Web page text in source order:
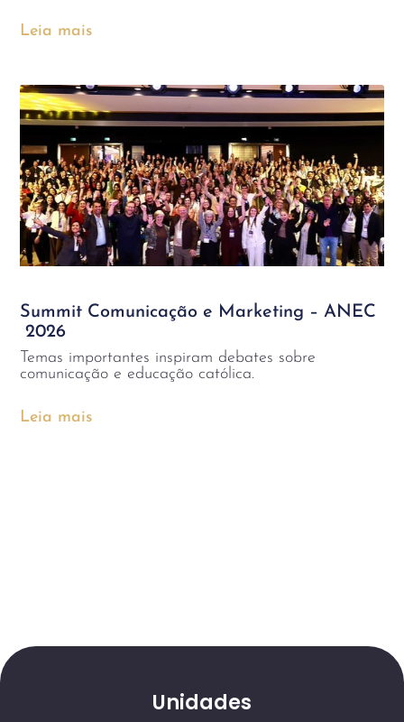
Leia mais
Summit Comunicação e Marketing – ANEC
2026
Temas importantes inspiram debates sobre
comunicação e educação católica.
Leia mais
Unidades